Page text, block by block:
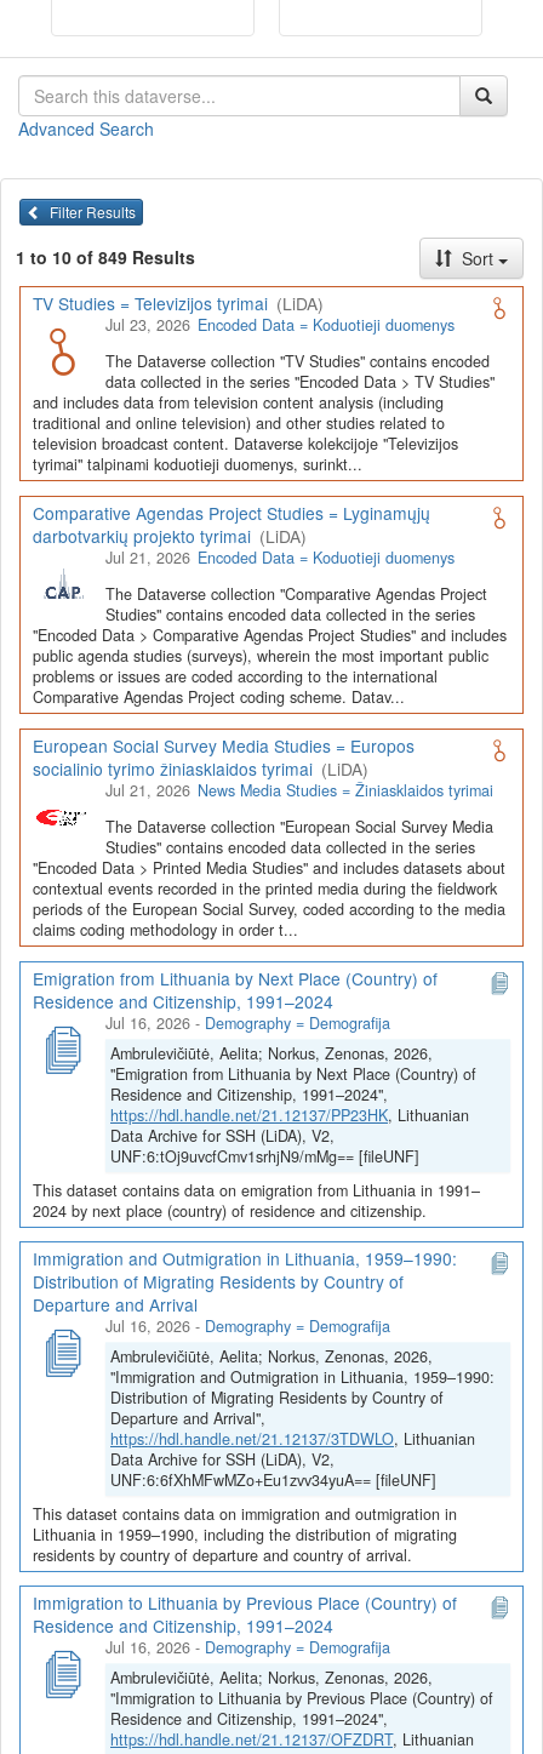
Depositors interested in deposit of their data into the LiDA
Lietuvos humanitarinių ir socialinių mokslų duomenų
infrastruktūra, suteikianti prieigą prie daugiau nei 600 duomenų ir
tyrimų išteklių. Visi duomenų ir tyrimų ištekliai yra dokumentuoti
lietuvių ir anglų kalbomis pagal tarptautinius standartus. LiDA
įsikūręsKauno technologijos universiteto Duomenų analizės
ir archyvavimo (DAtA) centre( data.ktu.edu
Prieigai prie išteklių naudojama ši
visi ištekliai prieinami, nes 2020-2029 m. vykdomas perkėlimo iš
senosios infrastruktūros projektas). LiDA kuruoja įvairių tipų
išteklius ir jie publikuojami atskiruose kataloguose pagal tipą:
Apklausų duomenys ,Interviu duomenys,Agreguotieji duomenys
(įskaitant Istorinę statistiką),Tekstiniai duomenys
duomenys(įskaitant Žiniasklaidos tyrimus). Taip pat LiDA
talpinami didelių nacionalinių projektų duomenys (Didelių projektų
duomenys) ir Lietuvos aukštojo mokslo ir studijų bei Lietuvos
valstybės institucijų deponuoti socialinių ir humanitarinių mokslų
duomenų rinkiniai (Kitų institucijų duomenys). Norintiemsišmokti
šia talpykla, surasti ir parsisiųsti duomenis, siūlome
susipažinti suLiDA Dataverse talpyklos naudotojo vadovu.
Depozitoriai, kurie norėtų deponuoti savo duomenis į LiDA
Dataverse talpyklą, turėtų susipažinti su informacija
puslapyje.
Advanced Search
Filter Results
1 to 10 of 849 Results
Sort
TV Studies = Televizijos tyrimai (LiDA)
Jul 23, 2026 Encoded Data = Koduotieji duomenys
The Dataverse collection "TV Studies" contains encoded
data collected in the series "Encoded Data > TV Studies"
and includes data from television content analysis (including
traditional and online television) and other studies related to
television broadcast content. Dataverse kolekcijoje "Televizijos
tyrimai" talpinami koduotieji duomenys, surinkt...
Comparative Agendas Project Studies = Lyginamųjų
darbotvarkių projekto tyrimai (LiDA)
Jul 21, 2026 Encoded Data = Koduotieji duomenys
The Dataverse collection "Comparative Agendas Project
Studies" contains encoded data collected in the series
"Encoded Data > Comparative Agendas Project Studies" and includes
public agenda studies (surveys), wherein the most important public
problems or issues are coded according to the international
Comparative Agendas Project coding scheme. Datav...
European Social Survey Media Studies = Europos
socialinio tyrimo žiniasklaidos tyrimai (LiDA)
Jul 21, 2026 News Media Studies = Žiniasklaidos tyrimai
The Dataverse collection "European Social Survey Media
Studies" contains encoded data collected in the series
"Encoded Data > Printed Media Studies" and includes datasets about
contextual events recorded in the printed media during the fieldwork
periods of the European Social Survey, coded according to the media
claims coding methodology in order t...
Emigration from Lithuania by Next Place (Country) of
Residence and Citizenship, 1991–2024
Jul 16, 2026 - Demography = Demografija
Ambrulevičiūtė, Aelita; Norkus, Zenonas, 2026,
"Emigration from Lithuania by Next Place (Country) of
Residence and Citizenship, 1991–2024",
https://hdl.handle.net/21.12137/PP23HK, Lithuanian
Data Archive for SSH (LiDA), V2,
UNF:6:tOj9uvcfCmv1srhjN9/mMg== [fileUNF]
This dataset contains data on emigration from Lithuania in 1991–
2024 by next place (country) of residence and citizenship.
Immigration and Outmigration in Lithuania, 1959–1990:
Distribution of Migrating Residents by Country of
Departure and Arrival
Jul 16, 2026 - Demography = Demografija
Ambrulevičiūtė, Aelita; Norkus, Zenonas, 2026,
"Immigration and Outmigration in Lithuania, 1959–1990:
Distribution of Migrating Residents by Country of
Departure and Arrival",
https://hdl.handle.net/21.12137/3TDWLO, Lithuanian
Data Archive for SSH (LiDA), V2,
UNF:6:6fXhMFwMZo+Eu1zvv34yuA== [fileUNF]
This dataset contains data on immigration and outmigration in
Lithuania in 1959–1990, including the distribution of migrating
residents by country of departure and country of arrival.
Immigration to Lithuania by Previous Place (Country) of
Residence and Citizenship, 1991–2024
Jul 16, 2026 - Demography = Demografija
Ambrulevičiūtė, Aelita; Norkus, Zenonas, 2026,
"Immigration to Lithuania by Previous Place (Country) of
Residence and Citizenship, 1991–2024",
https://hdl.handle.net/21.12137/OFZDRT, Lithuanian